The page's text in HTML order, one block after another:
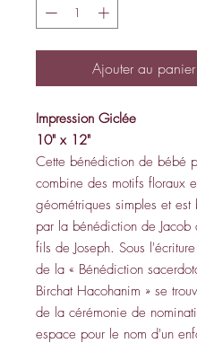
Ajouter au panier
Impression Giclée
10" x 12"
Cette bénédiction de bébé
combine des motifs floraux
géométriques simples et est
par la bénédiction de Jacob
fils de Joseph. Sous
de la « Bénédiction
Birchat Hacohanim » se
de la cérémonie de
espace pour le nom d'un